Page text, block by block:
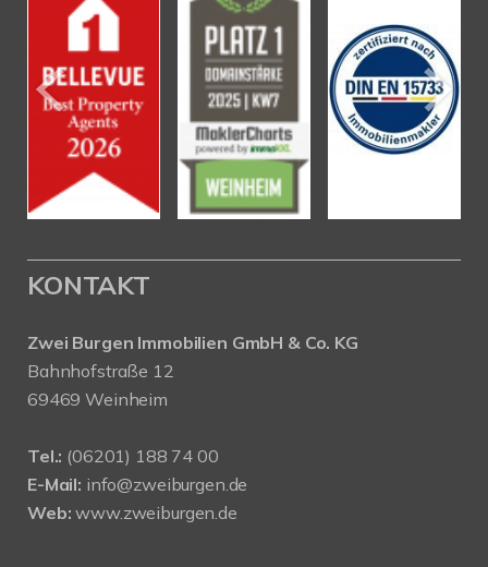
KONTAKT
Zwei Burgen Immobilien GmbH & Co. KG
Bahnhofstraße 12
69469 Weinheim
Tel.: (06201) 188 74 00
E-Mail: info@zweiburgen.de
Web: www.zweiburgen.de